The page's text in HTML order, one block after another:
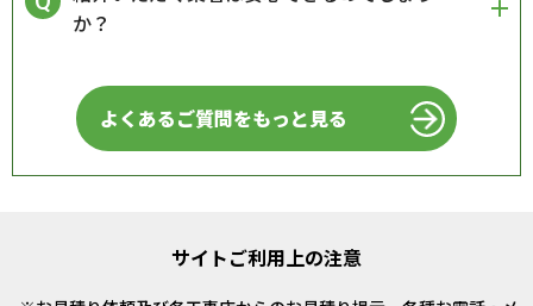
か？
よくあるご質問をもっと見る
サイトご利用上の注意